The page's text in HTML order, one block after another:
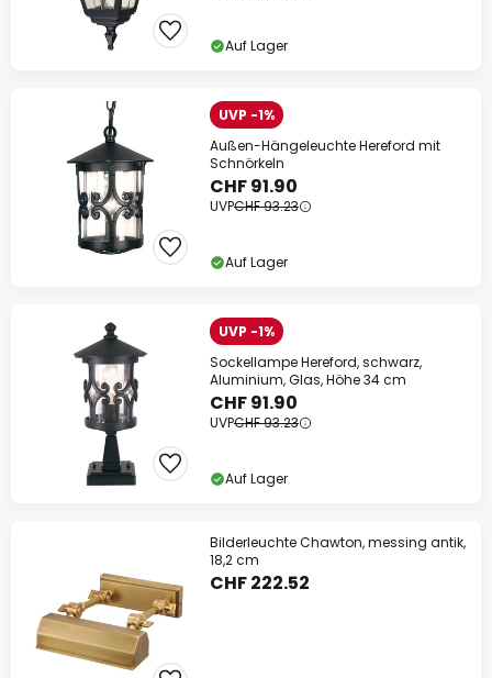
Auf Lager
UVP -1%
Außen-Hängeleuchte Hereford mit
Schnörkeln
CHF 91.90
UVPCHF 93.23
Auf Lager
UVP -1%
Sockellampe Hereford, schwarz,
Aluminium, Glas, Höhe 34 cm
CHF 91.90
UVPCHF 93.23
Auf Lager
Bilderleuchte Chawton, messing antik,
18,2 cm
CHF 222.52